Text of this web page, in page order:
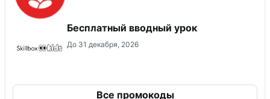
Бесплатный вводный урок
До 31 декабря, 2026
Все промокоды